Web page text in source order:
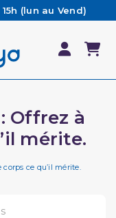
(lun au Vend)
jour même
FAQ
d'achat*
Offrez à
mérite.
ce qu’il mérite.